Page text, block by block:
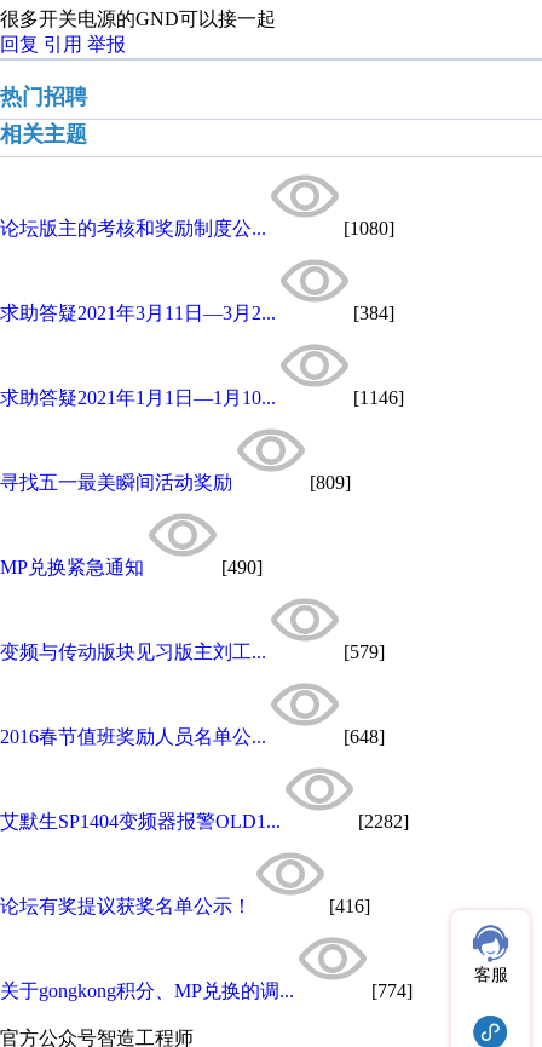
很多开关电源的GND可以接一起
回复 引用 举报
热门招聘
相关主题
论坛版主的考核和奖励制度公... [1080]
求助答疑2021年3月11日—3月2... [384]
求助答疑2021年1月1日—1月10... [1146]
寻找五一最美瞬间活动奖励 [809]
MP兑换紧急通知 [490]
变频与传动版块见习版主刘工... [579]
2016春节值班奖励人员名单公... [648]
艾默生SP1404变频器报警OLD1... [2282]
论坛有奖提议获奖名单公示！ [416]
关于gongkong积分、MP兑换的调... [774]
官方公众号智造工程师
客服